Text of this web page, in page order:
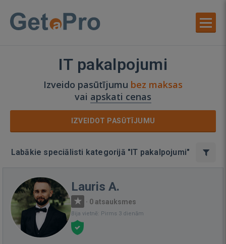
IT pakalpojumi
Izveido pasūtījumu bez maksas
vai apskati cenas
IZVEIDOT PASŪTĪJUMU
Labākie speciālisti kategorijā "IT pakalpojumi"
Lauris A.
· 0 atsauksmes
Bija vietnē: Pirms 3 dienām